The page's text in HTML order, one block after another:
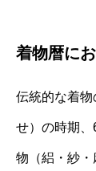
着物暦に
伝統的な着
せ）の時期
物（絽・紗・